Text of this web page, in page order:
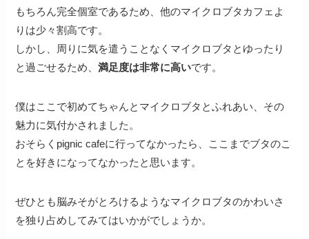
もちろん完全個室であるため、他のマイクロブタカフェよ
りは少々割高です。
しかし、周りに気を遣うことなくマイクロブタとゆったり
と過ごせるため、満足度は非常に高いです。
僕はここで初めてちゃんとマイクロブタとふれあい、その
魅力に気付かされました。
おそらくpignic cafeに行ってなかったら、ここまでブタのこ
とを好きになってなかったと思います。
ぜひとも脳みそがとろけるようなマイクロブタのかわいさ
を独り占めしてみてはいかがでしょうか。